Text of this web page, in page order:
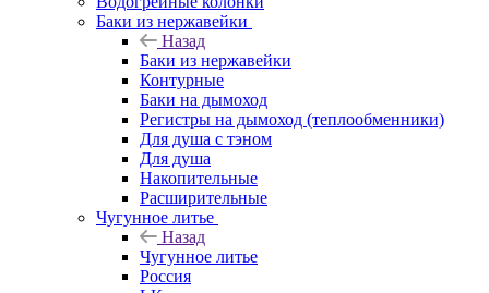
Баки из нержавейки
Назад
Баки из нержавейки
Контурные
Баки на дымоход
Регистры на дымоход (теплообменники)
Для душа с тэном
Для душа
Накопительные
Расширительные
Чугунное литье
Назад
Чугунное литье
Россия